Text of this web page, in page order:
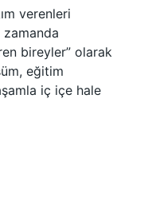
verenleri
zamanda
bireyler” olarak
eğitim
iç içe hale